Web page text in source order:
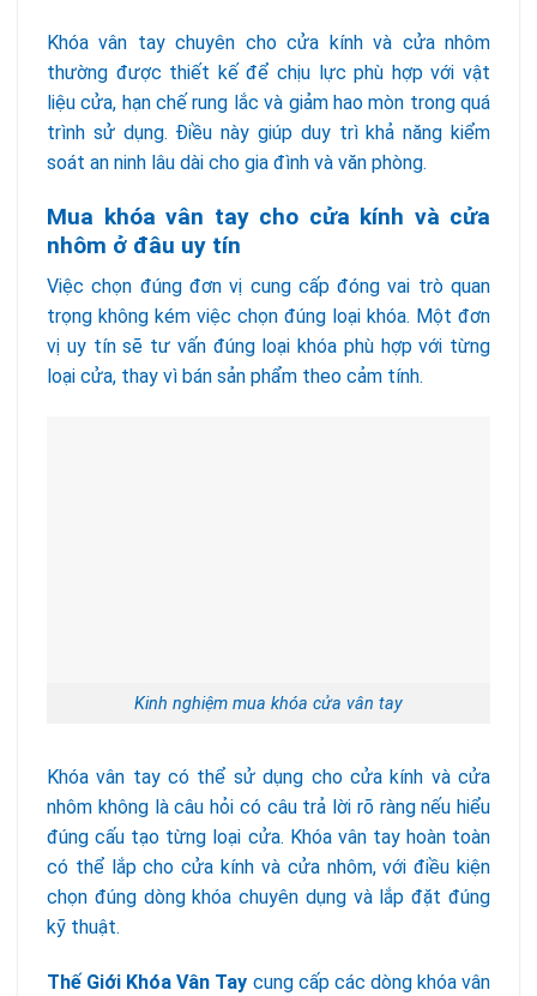
Khóa vân tay chuyên cho cửa kính và cửa nhôm
thường được thiết kế để chịu lực phù hợp với vật
liệu cửa, hạn chế rung lắc và giảm hao mòn trong quá
trình sử dụng. Điều này giúp duy trì khả năng kiểm
soát an ninh lâu dài cho gia đình và văn phòng.
Mua khóa vân tay cho cửa kính và cửa
nhôm ở đâu uy tín
Việc chọn đúng đơn vị cung cấp đóng vai trò quan
trọng không kém việc chọn đúng loại khóa. Một đơn
vị uy tín sẽ tư vấn đúng loại khóa phù hợp với từng
loại cửa, thay vì bán sản phẩm theo cảm tính.
Kinh nghiệm mua khóa cửa vân tay
Khóa vân tay có thể sử dụng cho cửa kính và cửa
nhôm không là câu hỏi có câu trả lời rõ ràng nếu hiểu
đúng cấu tạo từng loại cửa. Khóa vân tay hoàn toàn
có thể lắp cho cửa kính và cửa nhôm, với điều kiện
chọn đúng dòng khóa chuyên dụng và lắp đặt đúng
kỹ thuật.
Thế Giới Khóa Vân Tay cung cấp các dòng khóa vân